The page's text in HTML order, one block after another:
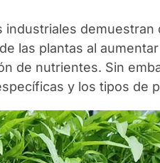
industriales
las plantas al
de nutrientes. Sin
y los tipos de